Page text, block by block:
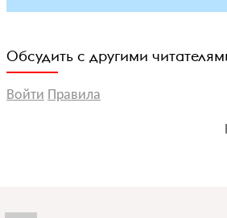
Обсудить с другими
Войти Правила